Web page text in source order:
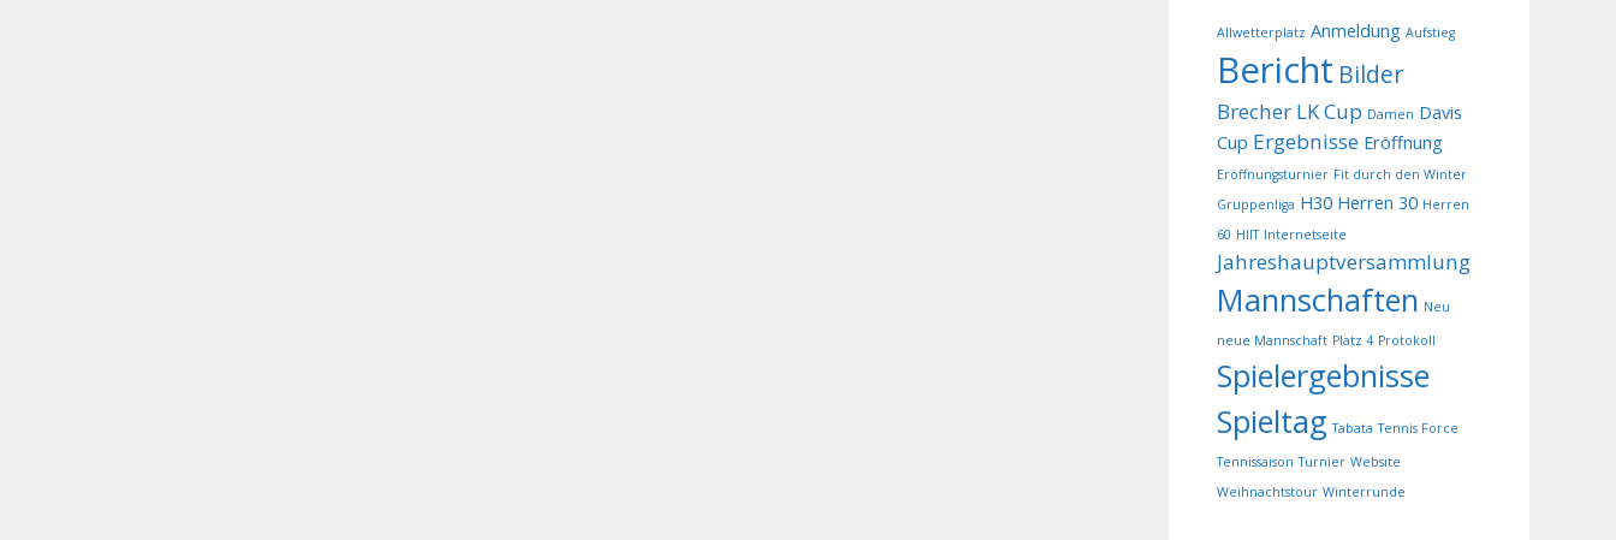
Allwetterplatz Anmeldung Aufstieg
Bericht Bilder
Brecher LK Cup Damen Davis
Cup Ergebnisse Eröffnung
Eröffnungsturnier Fit durch den Winter
Gruppenliga H30 Herren 30 Herren
60 HIIT Internetseite
Jahreshauptversammlung
Mannschaften Neu
neue Mannschaft Platz 4 Protokoll
Spielergebnisse
Spieltag Tabata Tennis Force
Tennissaison Turnier Website
Weihnachtstour Winterrunde